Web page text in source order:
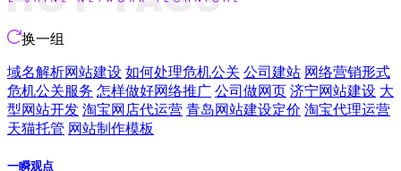
换一组
域名解析网站建设 如何处理危机公关 公司建站 网络营销形式
危机公关服务 怎样做好网络推广 公司做网页 济宁网站建设 大
型网站开发 淘宝网店代运营 青岛网站建设定价 淘宝代理运营
天猫托管 网站制作模板
一瞬观点